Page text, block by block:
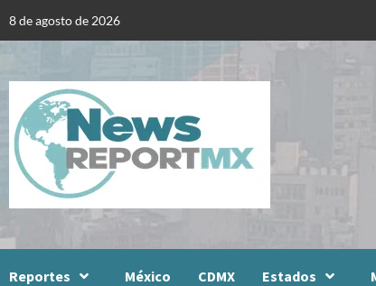
8 de agosto de 2026
Reportes México CDMX Estados